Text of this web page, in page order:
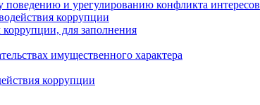
и урегулированию конфликта интересов
коррупции
для заполнения
имущественного характера
коррупции